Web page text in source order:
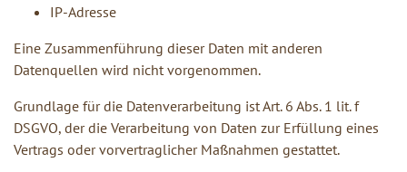
IP-Adresse
Eine Zusammenführung dieser Daten mit anderen
Datenquellen wird nicht vorgenommen.
Grundlage für die Datenverarbeitung ist Art. 6 Abs. 1 lit. f
DSGVO, der die Verarbeitung von Daten zur Erfüllung eines
Vertrags oder vorvertraglicher Maßnahmen gestattet.